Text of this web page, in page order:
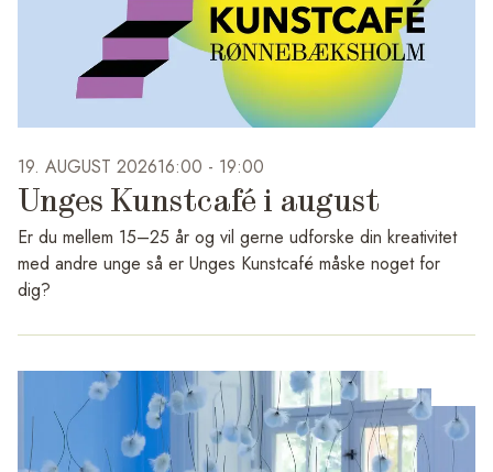
19. AUGUST 202616:00 - 19:00
Unges Kunstcafé i august
Er du mellem 15–25 år og vil gerne udforske din kreativitet
med andre unge så er Unges Kunstcafé måske noget for
dig?
Vi glæder os nemlig til at starte en ny sæson op med Unges
26.august, fra kl.16-19.00.
Vi starter med at mødes i Café Haralda på Rønnebæksholm
sammen med Ung Vært Matilda Pedersen. Matilda er med til